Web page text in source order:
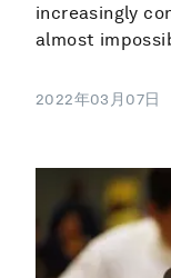
increasingly
almost
2022年03月07日